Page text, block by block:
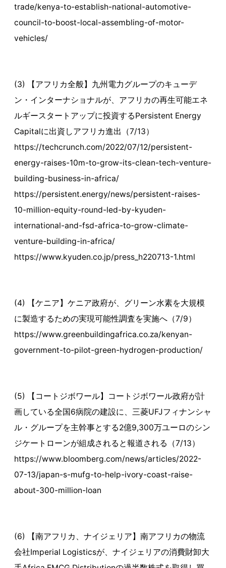
trade/kenya-to-establish-national-automotive-
council-to-boost-local-assembling-of-motor-
vehicles/
(3) 【アフリカ全般】九州電力グループのキューデ
ン・インターナショナルが、アフリカの再生可能エネ
ルギースタートアップに投資するPersistent Energy
Capitalに出資しアフリカ進出（7/13）
https://techcrunch.com/2022/07/12/persistent-
energy-raises-10m-to-grow-its-clean-tech-venture-
building-business-in-africa/
https://persistent.energy/news/persistent-raises-
10-million-equity-round-led-by-kyuden-
international-and-fsd-africa-to-grow-climate-
venture-building-in-africa/
https://www.kyuden.co.jp/press_h220713-1.html
(4) 【ケニア】ケニア政府が、グリーン水素を大規模
に製造するための実現可能性調査を実施へ（7/9）
https://www.greenbuildingafrica.co.za/kenyan-
government-to-pilot-green-hydrogen-production/
(5) 【コートジボワール】コートジボワール政府が計
画している全国6病院の建設に、三菱UFJフィナンシャ
ル・グループを主幹事とする2億9,300万ユーロのシン
ジケートローンが組成されると報道される（7/13）
https://www.bloomberg.com/news/articles/2022-
07-13/japan-s-mufg-to-help-ivory-coast-raise-
about-300-million-loan
(6) 【南アフリカ、ナイジェリア】南アフリカの物流
会社Imperial Logisticsが、ナイジェリアの消費財卸大